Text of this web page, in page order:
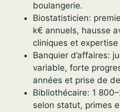
boulangerie.
Biostatisticien:
k€ annuels, hausse
cliniques et
Banquier d’affaires:
variable, forte
années et prise de
Bibliothécaire: 1
selon statut, primes